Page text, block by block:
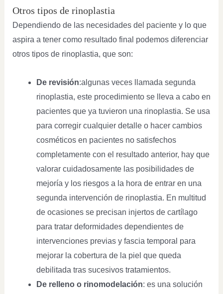
Otros tipos de rinoplastia
Dependiendo de las necesidades del paciente y lo que
aspira a tener como resultado final podemos diferenciar
otros tipos de rinoplastia, que son:
De revisión:algunas veces llamada segunda
rinoplastia, este procedimiento se lleva a cabo en
pacientes que ya tuvieron una rinoplastia. Se usa
para corregir cualquier detalle o hacer cambios
cosméticos en pacientes no satisfechos
completamente con el resultado anterior, hay que
valorar cuidadosamente las posibilidades de
mejoría y los riesgos a la hora de entrar en una
segunda intervención de rinoplastia. En multitud
de ocasiones se precisan injertos de cartílago
para tratar deformidades dependientes de
intervenciones previas y fascia temporal para
mejorar la cobertura de la piel que queda
debilitada tras sucesivos tratamientos.
De relleno o rinomodelación: es una solución